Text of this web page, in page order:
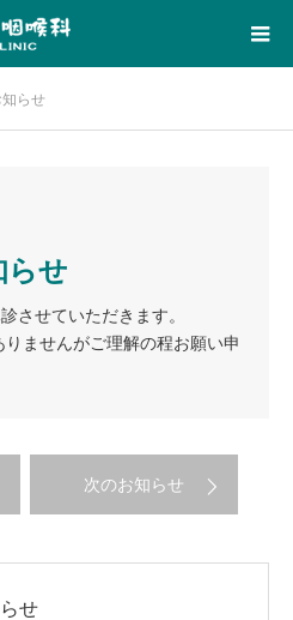
らせ
らせ
させていただきます。
ませんがご理解の程お願い申
次のお知らせ
せ